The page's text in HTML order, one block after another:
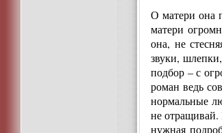
О матери она
матери
она, не
звуки,
подбор – с
роман ведь
нормальные
не
нужная